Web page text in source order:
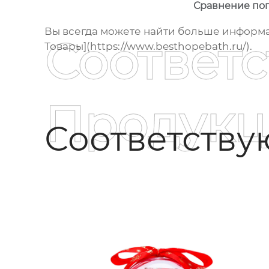
Сравнение
Вы всегда можете найти больше
Товары](https://www.besthopebath.ru/).